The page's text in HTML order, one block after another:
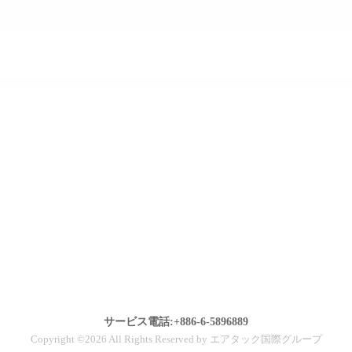
サービス電話:+886-6-5896889
Copyright ©2026 All Rights Reserved by エアタック国際グループ